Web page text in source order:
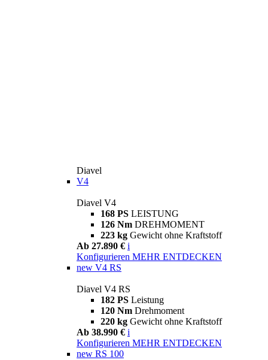
Diavel
V4
Diavel V4
168 PS LEISTUNG
126 Nm DREHMOMENT
223 kg Gewicht ohne Kraftstoff
Ab 27.890 € i
Konfigurieren MEHR ENTDECKEN
new V4 RS
Diavel V4 RS
182 PS Leistung
120 Nm Drehmoment
220 kg Gewicht ohne Kraftstoff
Ab 38.990 € i
Konfigurieren MEHR ENTDECKEN
new RS 100